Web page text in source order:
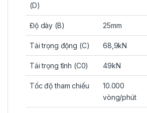
(D)
Độ dày (B) 25mm
Tải trọng động (C) 68,9kN
Tải trọng tĩnh (C0) 49kN
Tốc độ tham chiếu
10.000
vòng/phút